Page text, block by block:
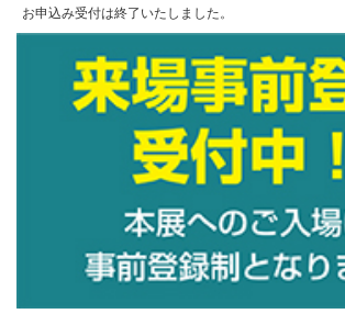
お申込み受付は終了いたしました。